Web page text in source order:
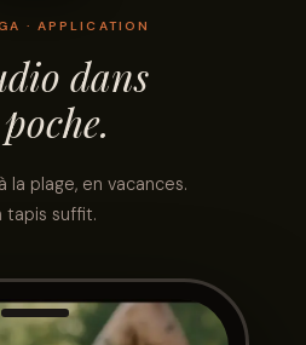
· APPLICATION
dans
la plage, en vacances.
tapis suffit.